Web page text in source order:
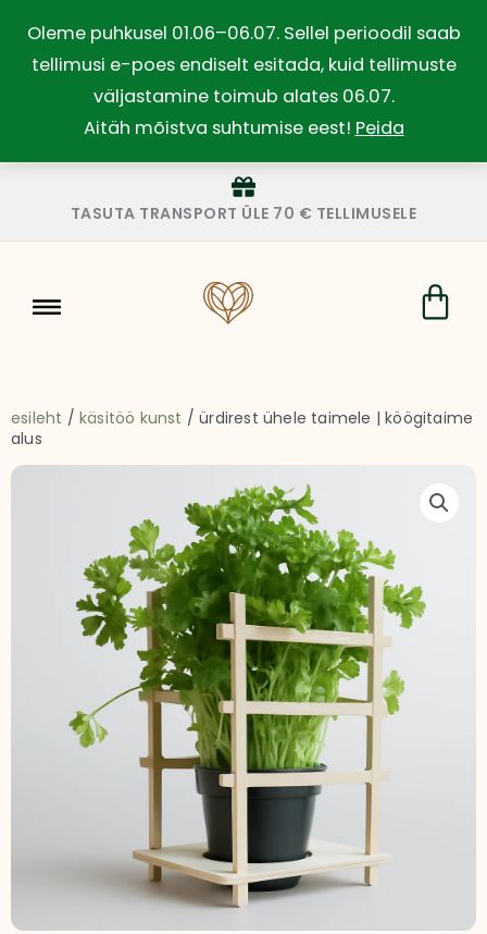
Oleme puhkusel 01.06–06.07. Sellel perioodil saab
tellimusi e-poes endiselt esitada, kuid tellimuste
väljastamine toimub alates 06.07.
Aitäh mõistva suhtumise eest! Peida
content
TASUTA TRANSPORT ÜLE 70 € TELLIMUSELE
esileht /käsitöö kunst / ürdirest ühele taimele | köögitaime
alus